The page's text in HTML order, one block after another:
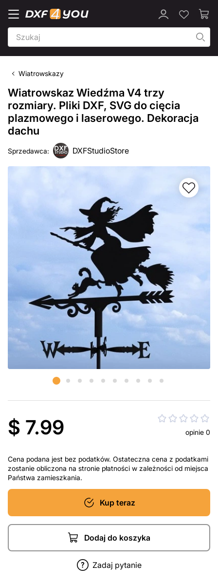
Wiatrowskazy
Wiatrowskaz Wiedźma V4 trzy
rozmiary. Pliki DXF, SVG do cięcia
plazmowego i laserowego. Dekoracja
dachu
Sprzedawca: DXFStudioStore
$ 7.99 opinie 0
Cena podana jest bez podatków. Ostateczna cena z podatkami
zostanie obliczona na stronie płatności w zależności od miejsca
Państwa zamieszkania.
Kup teraz
Dodaj do koszyka
Zadaj pytanie